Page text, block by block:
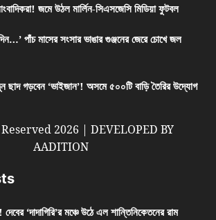
জমে উঠল মার্লিন-সিএসজেসি মিডিয়া ফুটবল
পাঁচ মাসের সংসার ভাঙার গুঞ্জনের জেরে চোখে জল
ছাদ গড়বেন ‘ভাইজান’! অসমে ৫০০টি বাড়ি তৈরির উদ্যোগ
2026 | DEVELOPED BY
AADITION
‘দাদাগিরি’র মঞ্চে উঠে এল শান্তিনিকেতনের রাম